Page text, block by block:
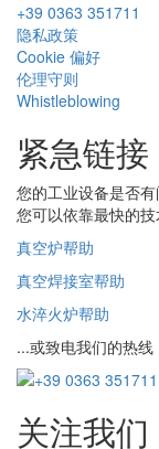
+39 0363 351711
隐私政策
Cookie 偏好
伦理守则
Whistleblowing
紧急链接
您的工业设备是否有
您可以依靠最快的
真空炉帮助
真空焊接室帮助
水淬火炉帮助
...或致电我们的热线
关注我们